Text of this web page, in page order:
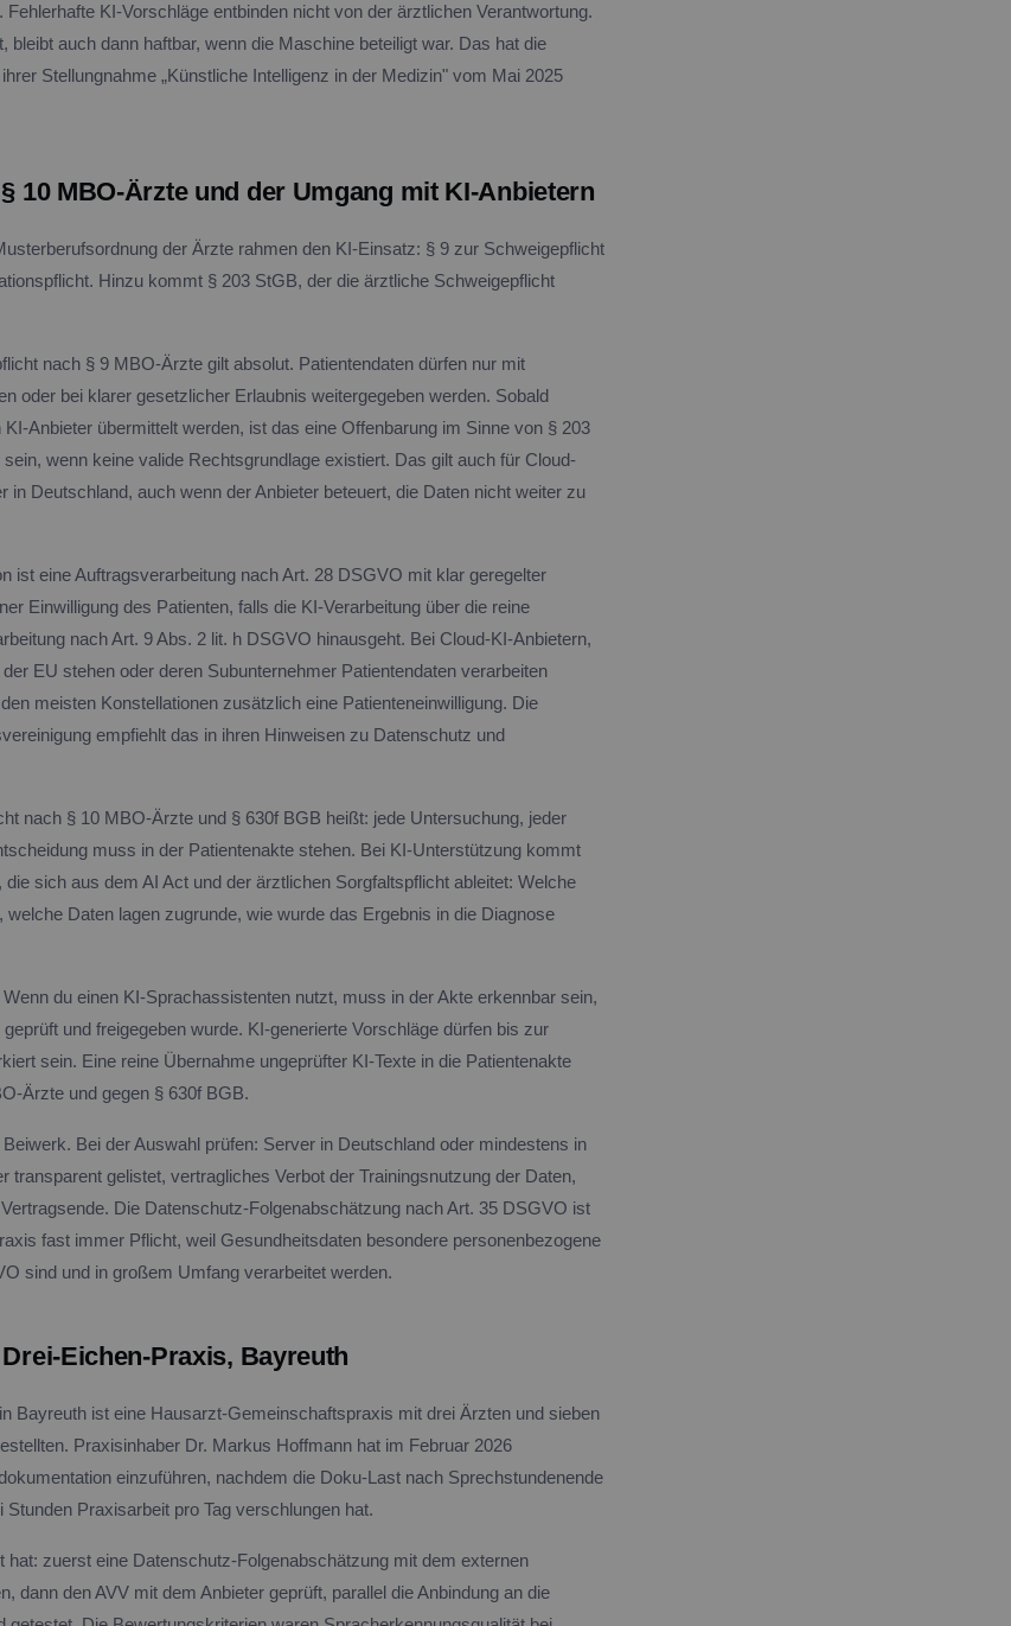
KI-Vorschläge entbinden nicht von der ärztlichen Verantwortung.
bleibt auch dann haftbar, wenn die Maschine beteiligt war. Das hat die
Stellungnahme „Künstliche Intelligenz in der Medizin" vom Mai 2025
10 MBO-Ärzte und der Umgang mit KI-Anbietern
der Ärzte rahmen den KI-Einsatz: § 9 zur Schweigepflicht
Hinzu kommt § 203 StGB, der die ärztliche Schweigepflicht
nach § 9 MBO-Ärzte gilt absolut. Patientendaten dürfen nur mit
oder bei klarer gesetzlicher Erlaubnis weitergegeben werden. Sobald
KI-Anbieter übermittelt werden, ist das eine Offenbarung im Sinne von § 203
wenn keine valide Rechtsgrundlage existiert. Das gilt auch für Cloud-
in Deutschland, auch wenn der Anbieter beteuert, die Daten nicht weiter zu
ist eine Auftragsverarbeitung nach Art. 28 DSGVO mit klar geregelter
Einwilligung des Patienten, falls die KI-Verarbeitung über die reine
nach Art. 9 Abs. 2 lit. h DSGVO hinausgeht. Bei Cloud-KI-Anbietern,
EU stehen oder deren Subunternehmer Patientendaten verarbeiten
meisten Konstellationen zusätzlich eine Patienteneinwilligung. Die
empfiehlt das in ihren Hinweisen zu Datenschutz und
nach § 10 MBO-Ärzte und § 630f BGB heißt: jede Untersuchung, jeder
muss in der Patientenakte stehen. Bei KI-Unterstützung kommt
sich aus dem AI Act und der ärztlichen Sorgfaltspflicht ableitet: Welche
welche Daten lagen zugrunde, wie wurde das Ergebnis in die Diagnose
du einen KI-Sprachassistenten nutzt, muss in der Akte erkennbar sein,
und freigegeben wurde. KI-generierte Vorschläge dürfen bis zur
sein. Eine reine Übernahme ungeprüfter KI-Texte in die Patientenakte
Ärzte und gegen § 630f BGB.
Bei der Auswahl prüfen: Server in Deutschland oder mindestens in
transparent gelistet, vertragliches Verbot der Trainingsnutzung der Daten,
Die Datenschutz-Folgenabschätzung nach Art. 35 DSGVO ist
fast immer Pflicht, weil Gesundheitsdaten besondere personenbezogene
sind und in großem Umfang verarbeitet werden.
Eichen-Praxis, Bayreuth
Bayreuth ist eine Hausarzt-Gemeinschaftspraxis mit drei Ärzten und sieben
Praxisinhaber Dr. Markus Hoffmann hat im Februar 2026
einzuführen, nachdem die Doku-Last nach Sprechstundenende
Praxisarbeit pro Tag verschlungen hat.
hat: zuerst eine Datenschutz-Folgenabschätzung mit dem externen
dann den AVV mit dem Anbieter geprüft, parallel die Anbindung an die